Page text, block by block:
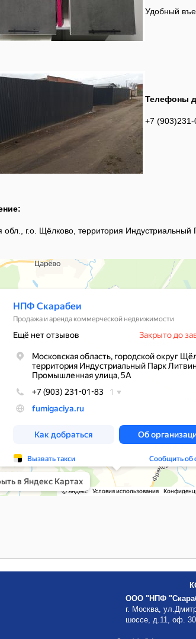
Удобный
Телефоны
+7
обл., г.о. Щёлково, территория
ООО "НПФ
г. Москва,
шоссе, д.11, оф.